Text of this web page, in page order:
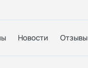
Новости Отзывы